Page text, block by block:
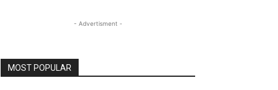
- Advertisment -
MOST POPULAR